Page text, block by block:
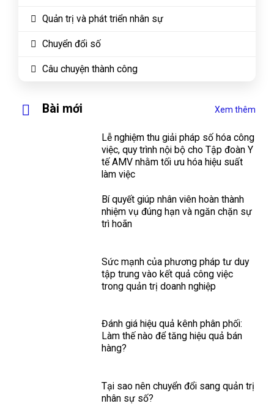
Quản trị và phát triển nhân sự
Chuyển đổi số
Câu chuyện thành công
Bài mới Xem thêm
Lễ nghiệm thu giải pháp số hóa công
việc, quy trình nội bộ cho Tập đoàn Y
tế AMV nhằm tối ưu hóa hiệu suất
làm việc
Bí quyết giúp nhân viên hoàn thành
nhiệm vụ đúng hạn và ngăn chặn sự
trì hoãn
Sức mạnh của phương pháp tư duy
tập trung vào kết quả công việc
trong quản trị doanh nghiệp
Đánh giá hiệu quả kênh phân phối:
Làm thế nào để tăng hiệu quả bán
hàng?
Tại sao nên chuyển đổi sang quản trị
nhân sự số?